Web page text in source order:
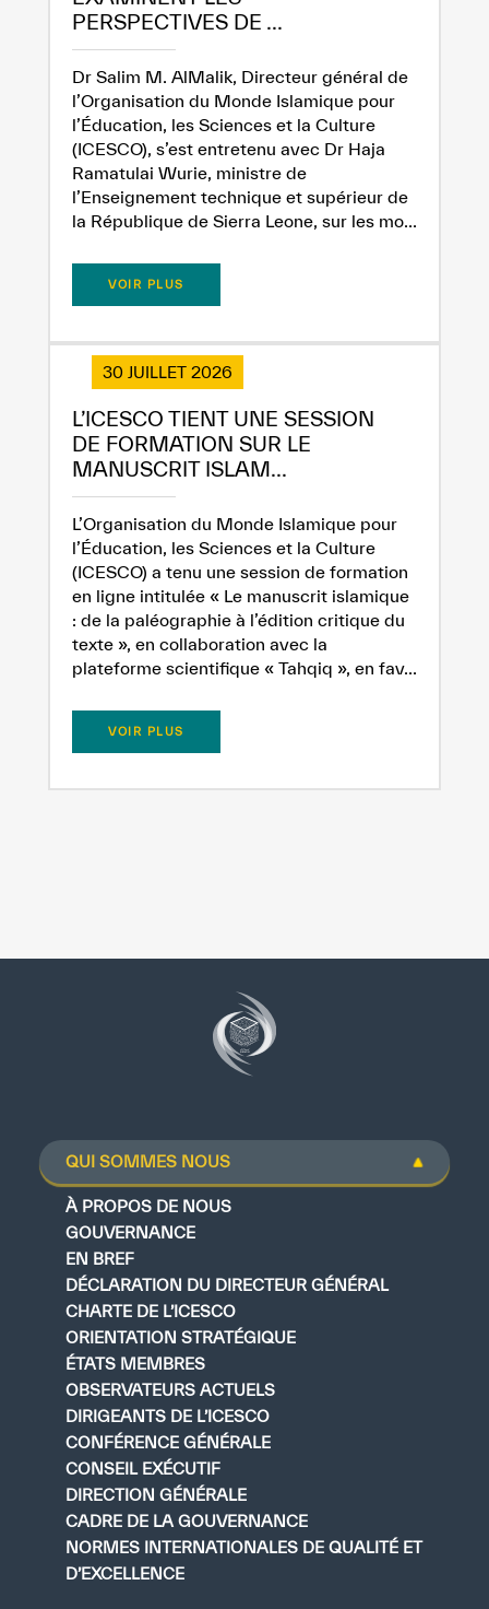
PERSPECTIVES DE ...
Dr Salim M. AlMalik, Directeur général de
l’Organisation du Monde Islamique pour
l’Éducation, les Sciences et la Culture
(ICESCO), s’est entretenu avec Dr Haja
Ramatulai Wurie, ministre de
l’Enseignement technique et supérieur de
la République de Sierra Leone, sur les mo...
VOIR PLUS
30 JUILLET 2026
L’ICESCO TIENT UNE SESSION
DE FORMATION SUR LE
MANUSCRIT ISLAM...
L’Organisation du Monde Islamique pour
l’Éducation, les Sciences et la Culture
(ICESCO) a tenu une session de formation
en ligne intitulée « Le manuscrit islamique
: de la paléographie à l’édition critique du
texte », en collaboration avec la
plateforme scientifique « Tahqiq », en fav...
VOIR PLUS
QUI SOMMES NOUS
À PROPOS DE NOUS
GOUVERNANCE
EN BREF
DÉCLARATION DU DIRECTEUR GÉNÉRAL
CHARTE DE L’ICESCO
ORIENTATION STRATÉGIQUE
ÉTATS MEMBRES
OBSERVATEURS ACTUELS
DIRIGEANTS DE L’ICESCO
CONFÉRENCE GÉNÉRALE
CONSEIL EXÉCUTIF
DIRECTION GÉNÉRALE
CADRE DE LA GOUVERNANCE
NORMES INTERNATIONALES DE QUALITÉ ET
D’EXCELLENCE